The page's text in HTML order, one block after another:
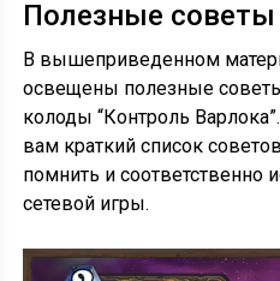
Полезные советы
В вышеприведенном
освещены полезные
колоды “Контроль
вам краткий список
помнить и соответственно
сетевой игры.